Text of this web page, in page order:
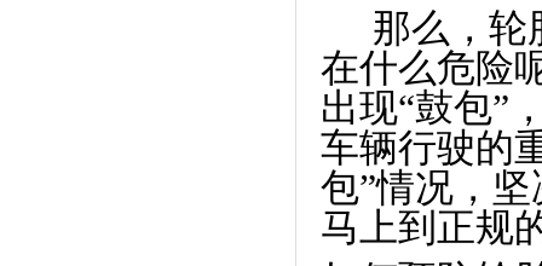
那么，轮
在什么危险
出现“鼓包”
车辆行驶的
包”情况，
马上到正规